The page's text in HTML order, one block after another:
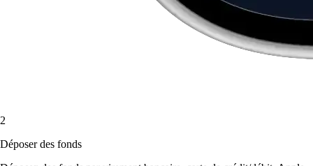
2
Déposer des fonds